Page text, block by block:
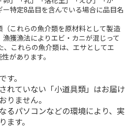
特定8品目を含んでいる場合に品目名
これらの魚介類を原材料として製造
獲漁法によりエビ・カニが混じって
、これらの魚介類は、エサとしてエ
があります。
。
れていない「小道具類」はお届け
りません。
るパソコンなどの環境により、実
ます。